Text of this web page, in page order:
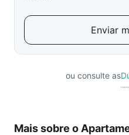
Enviar
ou consulte as
Mais sobre o